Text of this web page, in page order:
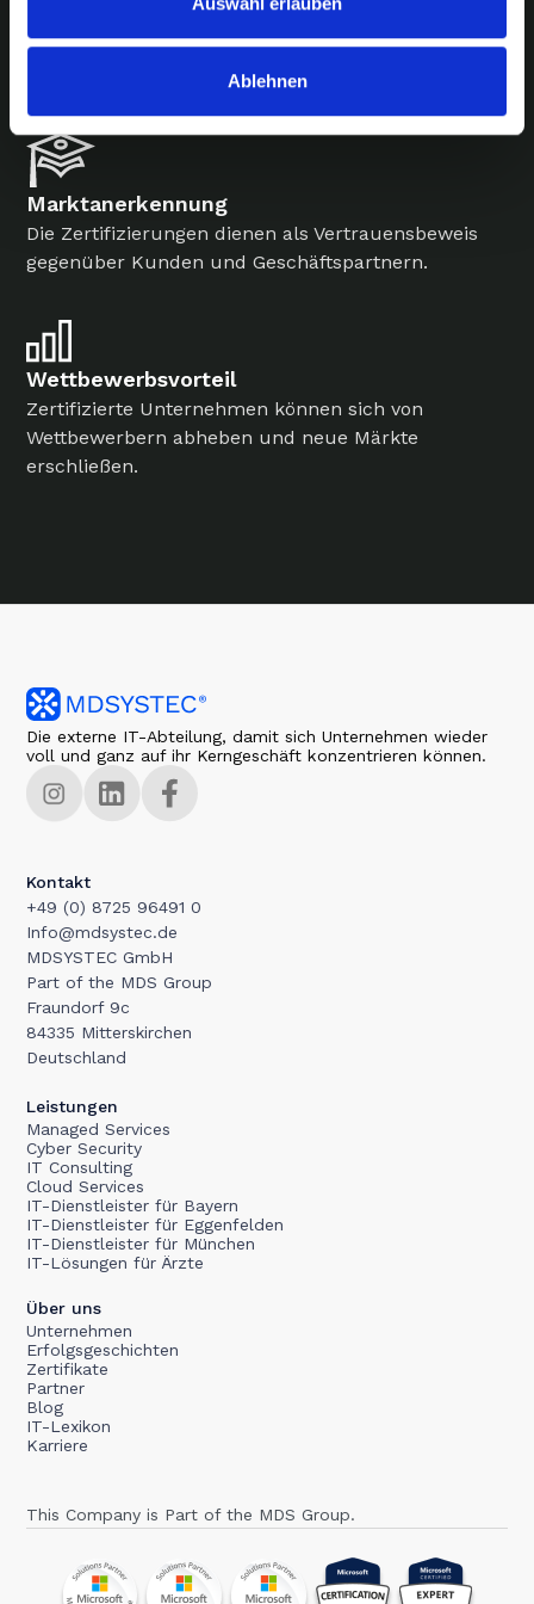
Ablehnen
Informationssicherheit
ISO 27001:2022 hilft dabei, sensible Unternehmens-
und Kundendaten zu schützen.
Marktanerkennung
Die Zertifizierungen dienen als Vertrauensbeweis
gegenüber Kunden und Geschäftspartnern.
Wettbewerbsvorteil
Zertifizierte Unternehmen können sich von
Wettbewerbern abheben und neue Märkte
erschließen.
Die externe IT-Abteilung, damit sich Unternehmen wieder
voll und ganz auf ihr Kerngeschäft konzentrieren können.
Kontakt
+49 (0) 8725 96491 0
Info@mdsystec.de
MDSYSTEC GmbH
Part of the MDS Group
Fraundorf 9c
84335 Mitterskirchen
Deutschland
Leistungen
Managed Services
Cyber Security
IT Consulting
Cloud Services
IT-Dienstleister für Bayern
IT-Dienstleister für Eggenfelden
IT-Dienstleister für München
IT-Lösungen für Ärzte
Über uns
Unternehmen
Erfolgsgeschichten
Zertifikate
Partner
Blog
IT-Lexikon
Karriere
This Company is Part of the MDS Group.